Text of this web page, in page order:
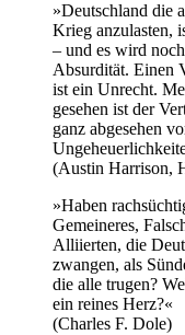
»Deutschland die
Krieg anzulasten,
– und es wird
Absurdität. Einen
ist ein Unrecht.
gesehen ist der
ganz abgesehen
(Austin Harrison,
»Haben
Gemeineres,
Alliierten, die
zwangen, als
die alle trugen?
ein reines Herz?«
(Charles F. Dole)